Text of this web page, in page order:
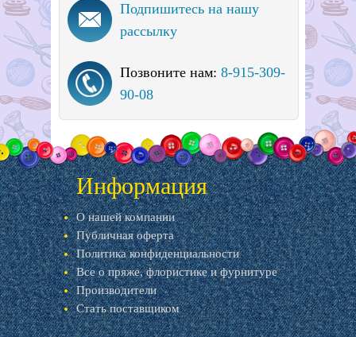
Подпишитесь на нашу
рассылку
Позвоните нам: 8-915-309-
90-08
Информация
О нашей компании
Публичная оферта
Политика конфиденциальности
Все о пряже, флористике и фурнитуре
Производители
Стать поставщиком